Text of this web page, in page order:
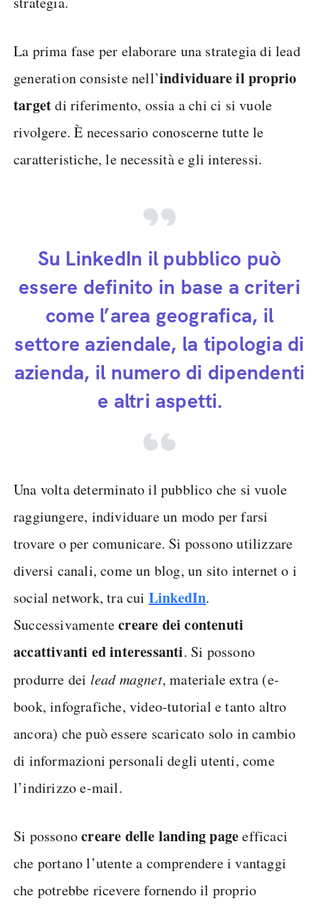
La prima fase per elaborare una strategia di lead
generation consiste nell’individuare il proprio
targetdi riferimento, ossia a chi ci si vuole
rivolgere. È necessario conoscerne tutte le
caratteristiche, le necessità e gli interessi.
Su LinkedIn il pubblico può
essere definito in base a criteri
come l’area geografica, il
settore aziendale, la tipologia di
azienda, il numero di dipendenti
e altri aspetti.
Una volta determinato il pubblico che si vuole
raggiungere, individuare un modo per farsi
trovare o per comunicare. Si possono utilizzare
diversi canali, come un blog, un sito internet o i
social network, tra cui LinkedIn.
Successivamentecreare dei contenuti
accattivanti ed interessanti. Si possono
produrre dei lead magnet, materiale extra (e-
book, infografiche, video-tutorial e tanto altro
ancora) che può essere scaricato solo in cambio
di informazioni personali degli utenti, come
l’indirizzo e-mail.
Si possonocreare delle landing pageefficaci
che portano l’utente a comprendere i vantaggi
che potrebbe ricevere fornendo il proprio